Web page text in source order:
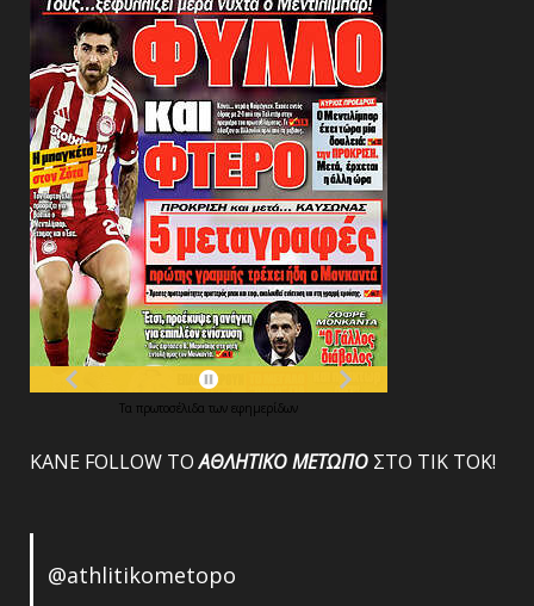
Τα πρωτοσέλιδα των εφημερίδων
ΚΑΝΕ FOLLOW ΤΟΑΘΛΗΤΙΚΟΜΕΤΩΠΟ ΣΤΟ ΤΙΚ ΤΟΚ!
@athlitikometopo